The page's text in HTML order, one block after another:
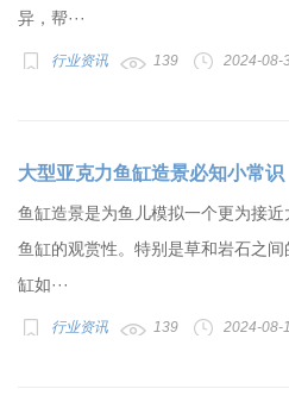
异，帮···
行业资讯 139 2024-08-
大型亚克力鱼缸造景必知小常识
鱼缸造景是为鱼儿模拟一个更为接
鱼缸的观赏性。特别是草和岩石之
缸如···
行业资讯 139 2024-08-